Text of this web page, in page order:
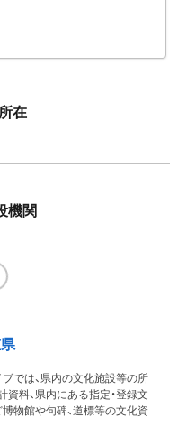
在
機関
では、県内の文化施設等の所
資料、県内にある指定・登録文
物館や句碑、道標等の文化資